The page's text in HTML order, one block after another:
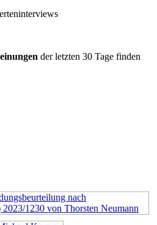
der letzten 30 Tage finden